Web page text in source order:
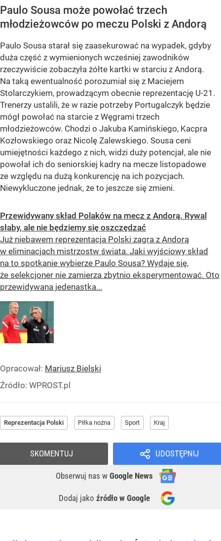
Paulo Sousa może powołać trzech
młodzieżowców po meczu Polski z Andorą
Paulo Sousa starał się zaasekurować na wypadek, gdyby
duża część z wymienionych wcześniej zawodników
rzeczywiście zobaczyła żółte kartki w starciu z Andorą.
Na taką ewentualność porozumiał się z Maciejem
Stolarczykiem, prowadzącym obecnie reprezentację U-21.
Trenerzy ustalili, że w razie potrzeby Portugalczyk będzie
mógł powołać na starcie z Węgrami trzech
młodzieżowców. Chodzi o Jakuba Kamińskiego, Kacpra
Kozłowskiego oraz Nicolę Zalewskiego. Sousa ceni
umiejętności każdego z nich, widzi duży potencjał, ale nie
powołał ich do seniorskiej kadry na mecze listopadowe
ze względu na dużą konkurencję na ich pozycjach.
Niewykluczone jednak, że to jeszcze się zmieni.
Przewidywany skład Polaków na mecz z Andorą. Rywal
słaby, ale nie będziemy się oszczędzać
Już niebawem reprezentacja Polski zagra z Andorą
w eliminacjach mistrzostw świata. Jaki wyjściowy skład
na to spotkanie wybierze Paulo Sousa? Wydaje się,
że selekcjoner nie zamierza zbytnio eksperymentować. Oto
przewidywana jedenastka...
Opracował: Mariusz Bielski
Źródło: WPROST.pl
Reprezentacja Polski Piłka nożna Sport Kraj
UDOSTĘPNIJ
Obserwuj nas w Google News
Dodaj jako źródło w Google
SKOMENTUJ